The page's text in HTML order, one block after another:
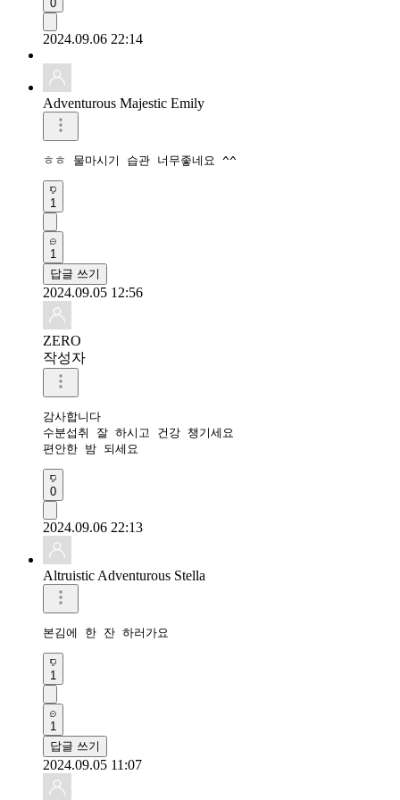
0
2024.09.06 22:14
Adventurous Majestic Emily
ㅎㅎ 물마시기 습관 너무좋네요 ^^
1
1
답글 쓰기
2024.09.05 12:56
ZERO
작성자
감사합니다
수분섭취 잘 하시고 건강 챙기세요
편안한 밤 되세요
0
2024.09.06 22:13
Altruistic Adventurous Stella
본김에 한 잔 하러가요
1
1
답글 쓰기
2024.09.05 11:07